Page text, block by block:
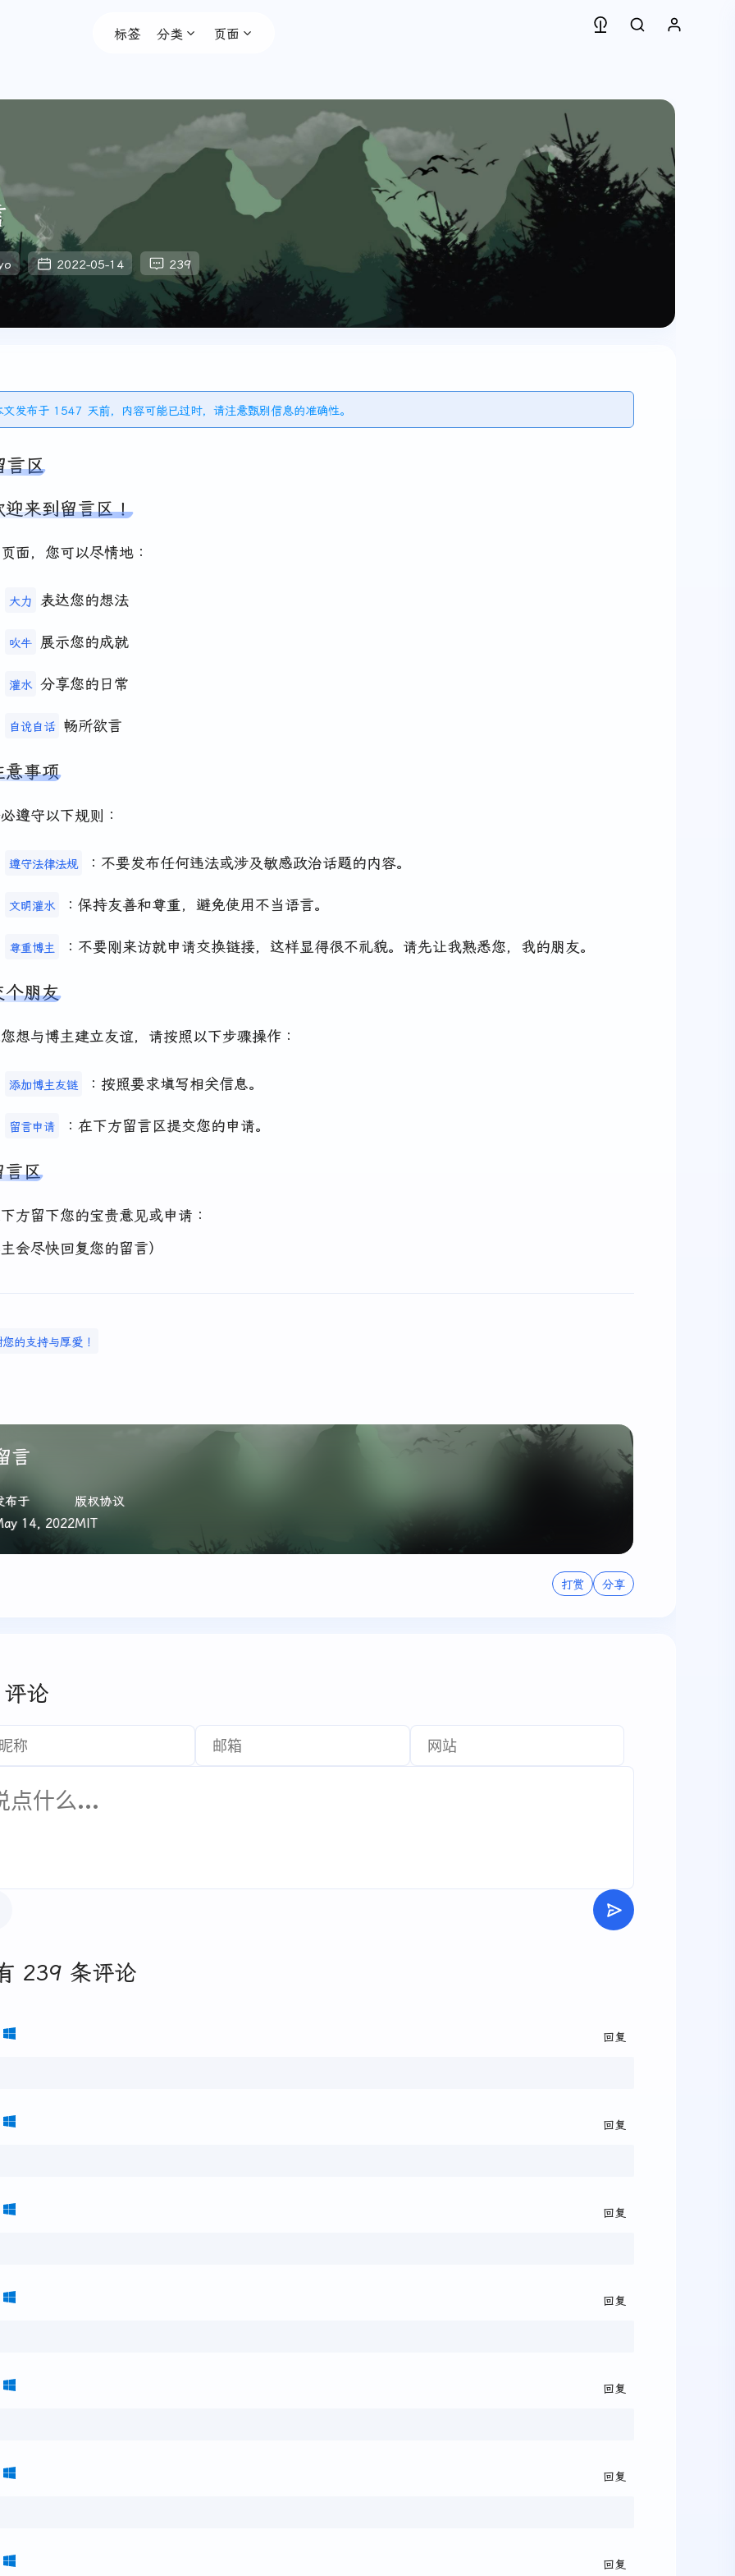
标签 分类 页面
2022-05-14 239
发布于 1547 天前，内容可能已过时，请注意甄别信息的准确性。
言区
迎来到留言区！
面，您可以尽情地：
大力 表达您的想法
吹牛 展示您的成就
灌水 分享您的日常
自说自话 畅所欲言
意事项
遵守以下规则：
遵守法律法规 ：不要发布任何违法或涉及敏感政治话题的内容。
文明灌水 ：保持友善和尊重，避免使用不当语言。
尊重博主 ：不要刚来访就申请交换链接，这样显得很不礼貌。请先让我熟悉您，我的朋友。
个朋友
想与博主建立友谊，请按照以下步骤操作：
添加博主友链 ：按照要求填写相关信息。
留言申请 ：在下方留言区提交您的申请。
言区
方留下您的宝贵意见或申请：
会尽快回复您的留言）
的支持与厚爱！
言
布于
14, 2022
版权协议
MIT
打赏 分享
评论
239 条评论
回复
回复
回复
回复
回复
回复
回复